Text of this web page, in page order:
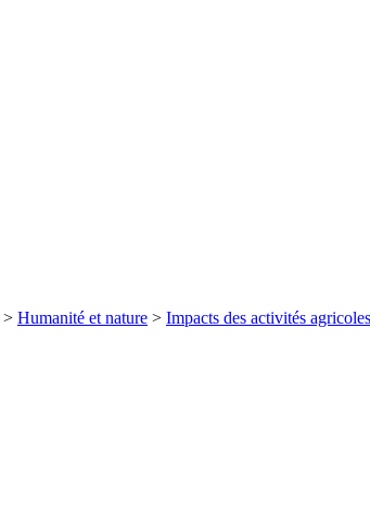
> Humanité et nature > Impacts des activités